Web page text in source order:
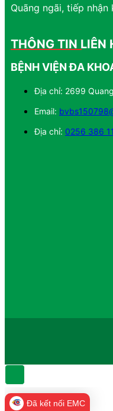
Quãng ngãi, tiếp
THÔNG TIN LIÊN
BỆNH VIỆN ĐA
Địa chỉ: 2699
Email:
Địa chỉ: 0256 386
Đã kết nối EMC